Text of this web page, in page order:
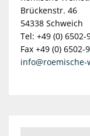
Brückenstr. 46
54338 Schweich
Tel: +49 (0) 6502-
Fax +49 (0) 6502-